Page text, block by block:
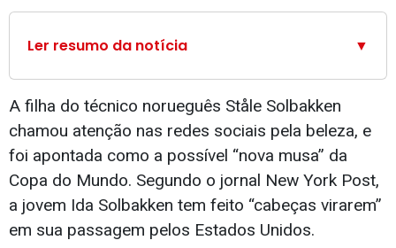
Ler resumo da notícia ▼
A filha do técnico norueguês Ståle Solbakken
chamou atenção nas redes sociais pela beleza, e
foi apontada como a possível “nova musa” da
Copa do Mundo. Segundo o jornal New York Post,
a jovem Ida Solbakken tem feito “cabeças virarem”
em sua passagem pelos Estados Unidos.